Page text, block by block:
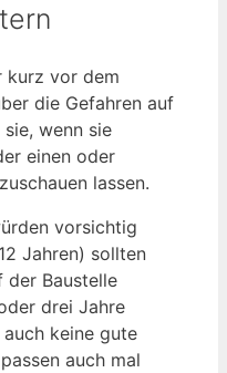
kurz vor dem
die Gefahren auf
wenn sie
einen oder
lassen.
vorsichtig
Jahren) sollten
der Baustelle
drei Jahre
keine gute
auch mal